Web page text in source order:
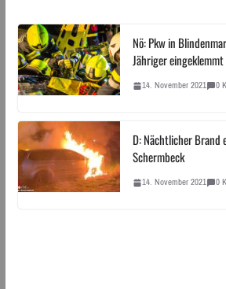
Nö: Pkw in
Jähriger
14. November 2021 0
D: Nächtlicher Brand
Schermbeck
14. November 2021 0